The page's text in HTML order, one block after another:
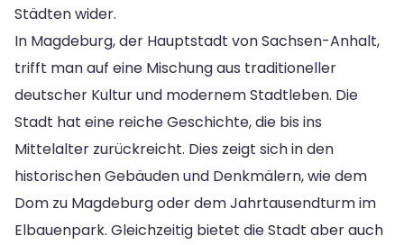
Städten wider.
In Magdeburg, der Hauptstadt von Sachsen-Anhalt,
trifft man auf eine Mischung aus traditioneller
deutscher Kultur und modernem Stadtleben. Die
Stadt hat eine reiche Geschichte, die bis ins
Mittelalter zurückreicht. Dies zeigt sich in den
historischen Gebäuden und Denkmälern, wie dem
Dom zu Magdeburg oder dem Jahrtausendturm im
Elbauenpark. Gleichzeitig bietet die Stadt aber auch